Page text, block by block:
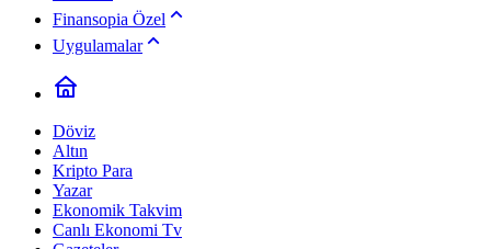
Finansopia Özel
Uygulamalar
Döviz
Altın
Kripto Para
Yazar
Ekonomik Takvim
Canlı Ekonomi Tv